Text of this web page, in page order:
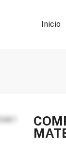
Inicio